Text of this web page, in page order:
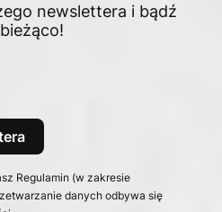
newslettera i bądź
Regulamin (w zakresie
danych odbywa się